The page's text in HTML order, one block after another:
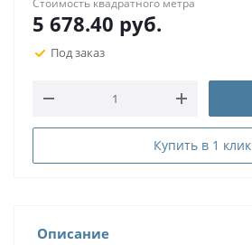
Стоимость квадратного метра
5 678.40 руб.
Под заказ
Купить в 1 клик
Описание